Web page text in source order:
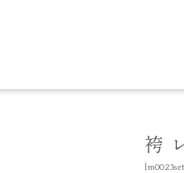
袴
[m0023set]